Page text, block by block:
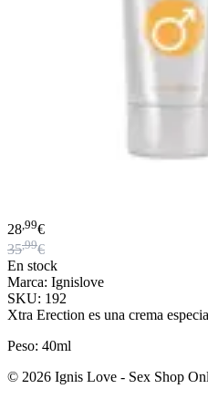
28 ,99€
35,99€
En stock
Marca: Ignislove
SKU: 192
Xtra Erection es una crema
Peso: 40ml
© 2026 Ignis Love - Sex Shop